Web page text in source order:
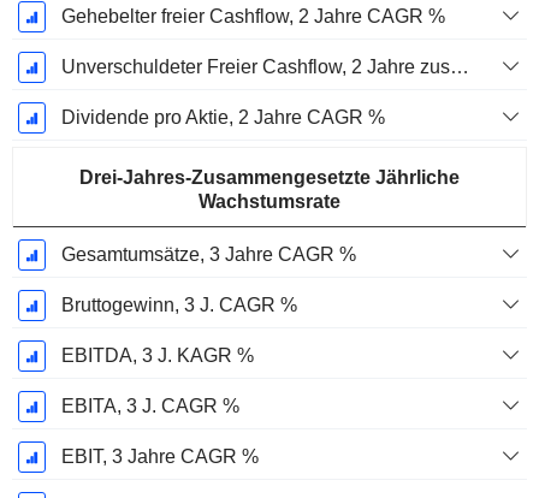
Gehebelter freier Cashflow, 2 Jahre CAGR %
Unverschuldeter Freier Cashflow, 2 Jahre zusammengesetzte jährliche Wachstumsrate %
Dividende pro Aktie, 2 Jahre CAGR %
Drei-Jahres-Zusammengesetzte Jährliche
Wachstumsrate
Gesamtumsätze, 3 Jahre CAGR %
Bruttogewinn, 3 J. CAGR %
EBITDA, 3 J. KAGR %
EBITA, 3 J. CAGR %
EBIT, 3 Jahre CAGR %